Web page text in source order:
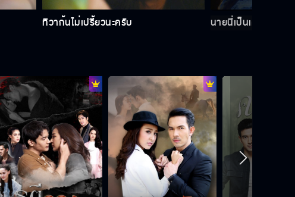
จะแสดงความป่าเถื่อนใส่ฉันก็ให้เกียรติ
มีอะไรอยู่ในนม!!!
ทิวาไม่ดีเองครับ
ทิวาก้นไม่เปรี้ยวนะครับ นายนี่เป็นเด็ก 3 ขว